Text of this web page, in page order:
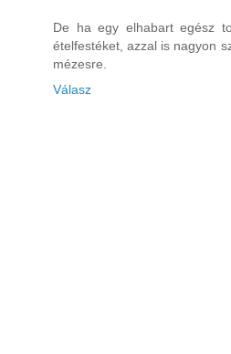
De ha egy elhabart egész
ételfestéket, azzal is nagyon
mézesre.
Válasz